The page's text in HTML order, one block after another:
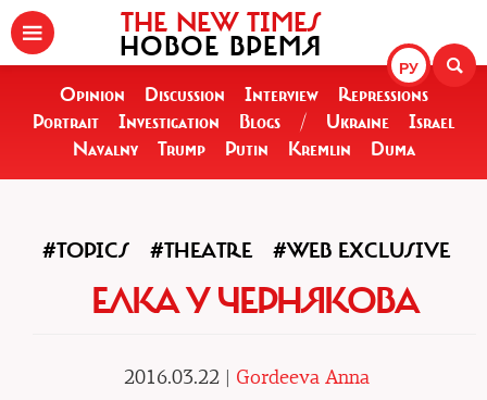
РУ
THE NEW TIMES
НОВОЕ ВРЕМЯ
Opinion Discussion Interview
Repressions
Portrait
Investigation Blogs / Ukraine
Israel
Navalny
Trump Putin Kremlin Duma
#TOPICS #THEATRE #WEB EXCLUSIVE
ЕЛКА У ЧЕРНЯКОВА
2016.03.22 | Gordeeva Anna